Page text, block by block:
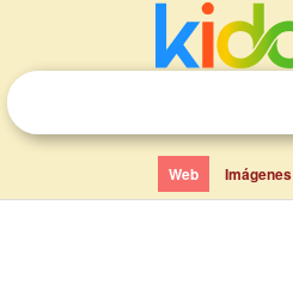
Web Imágenes